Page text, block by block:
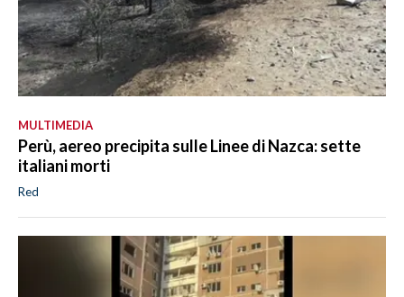
MULTIMEDIA
Perù, aereo precipita sulle Linee di Nazca: sette
italiani morti
Red